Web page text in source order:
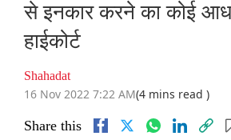
से इनकार करने का कोई
हाईकोर्ट
Shahadat
16 Nov 2022 7:22 AM(4 mins read )
Share this